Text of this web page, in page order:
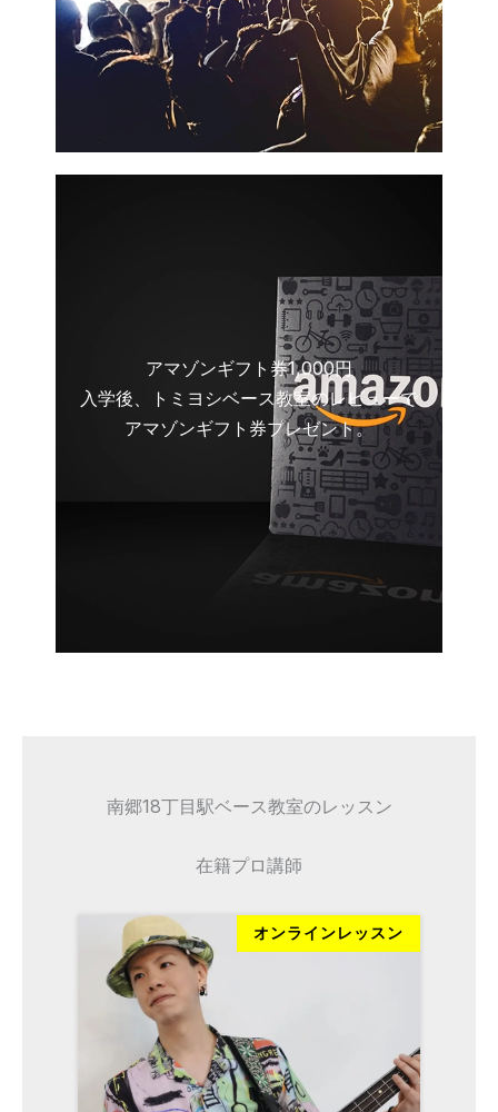
アマゾンギフト券1,000円
入学後、トミヨシベース教室のレビューで
アマゾンギフト券プレゼント。
南郷18丁目駅ベース教室のレッスン
在籍プロ講師
オンラインレッスン